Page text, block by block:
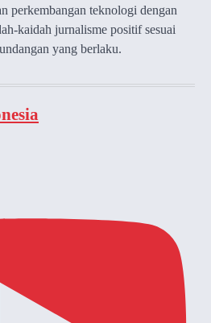
perkembangan teknologi dengan
kaidah jurnalisme positif sesuai
yang berlaku.